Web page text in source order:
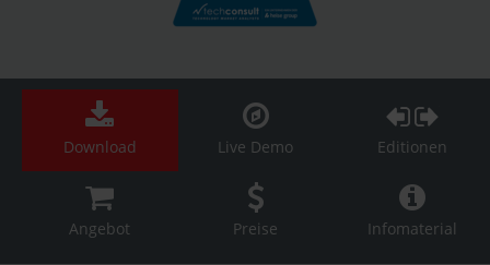
Download Live Demo Editionen
Angebot Preise Infomaterial